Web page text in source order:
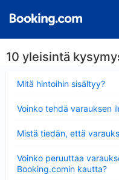
10 yleisintä
Mitä hintoihin sisältyy?
Voinko tehdä varauksen
Mistä tiedän, että
Voinko peruuttaa
Booking.comin kautta?